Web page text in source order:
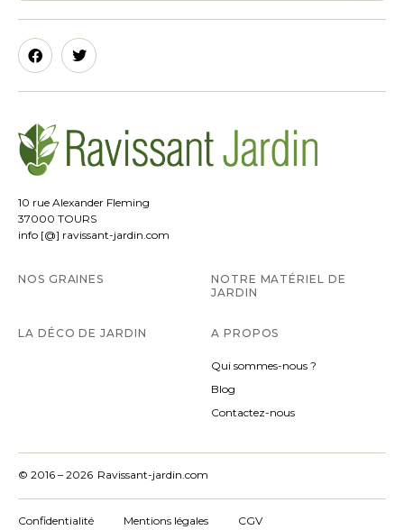
10 rue Alexander Fleming
37000 TOURS
info [@] ravissant-jardin.com
NOS GRAINES
NOTRE MATÉRIEL DE
JARDIN
LA DÉCO DE JARDIN A PROPOS
Qui sommes-nous ?
Blog
Contactez-nous
© 2016 – 2026 Ravissant-jardin.com
Confidentialité Mentions légales CGV